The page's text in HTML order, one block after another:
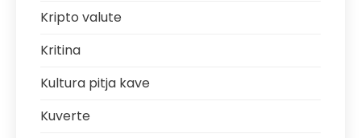
Kripto valute
Kritina
Kultura pitja kave
Kuverte